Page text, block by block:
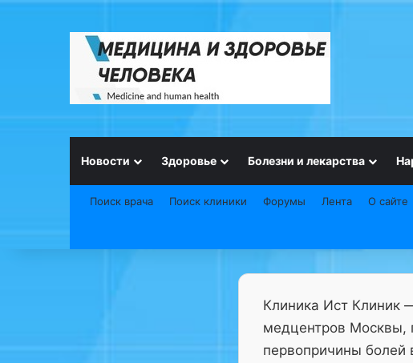
Новости Здоровье Болезни и лекарства
Поиск врача Поиск клиники Форумы Лента О сайте
Клиника Ист Клиник
медцентров Москвы,
первопричины болей